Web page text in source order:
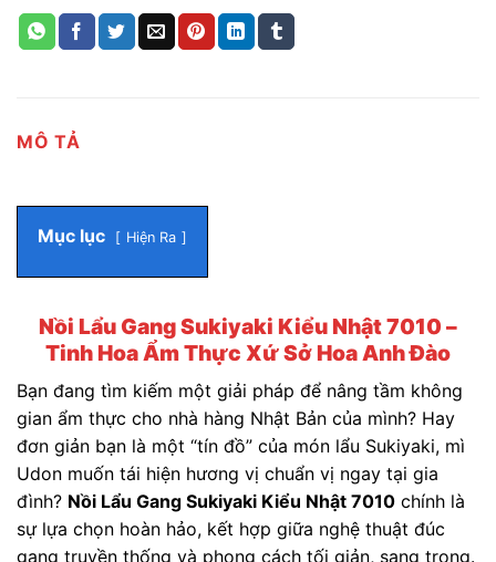
MÔ TẢ
Mục lục Hiện Ra
Nồi Lẩu Gang Sukiyaki Kiểu Nhật 7010 –
Tinh Hoa Ẩm Thực Xứ Sở Hoa Anh Đào
Bạn đang tìm kiếm một giải pháp để nâng tầm không
gian ẩm thực cho nhà hàng Nhật Bản của mình? Hay
đơn giản bạn là một “tín đồ” của món lẩu Sukiyaki, mì
Udon muốn tái hiện hương vị chuẩn vị ngay tại gia
đình? Nồi Lẩu Gang Sukiyaki Kiểu Nhật 7010 chính là
sự lựa chọn hoàn hảo, kết hợp giữa nghệ thuật đúc
gang truyền thống và phong cách tối giản, sang trọng.